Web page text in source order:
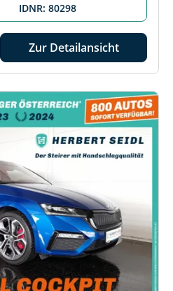
IDNR: 80298
Zur Detailansicht